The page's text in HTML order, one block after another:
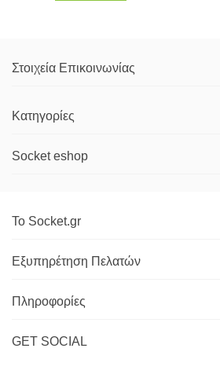
Στοιχεία Επικοινωνίας
Κατηγορίες
Socket eshop
Το Socket.gr
Εξυπηρέτηση Πελατών
Πληροφορίες
GET SOCIAL